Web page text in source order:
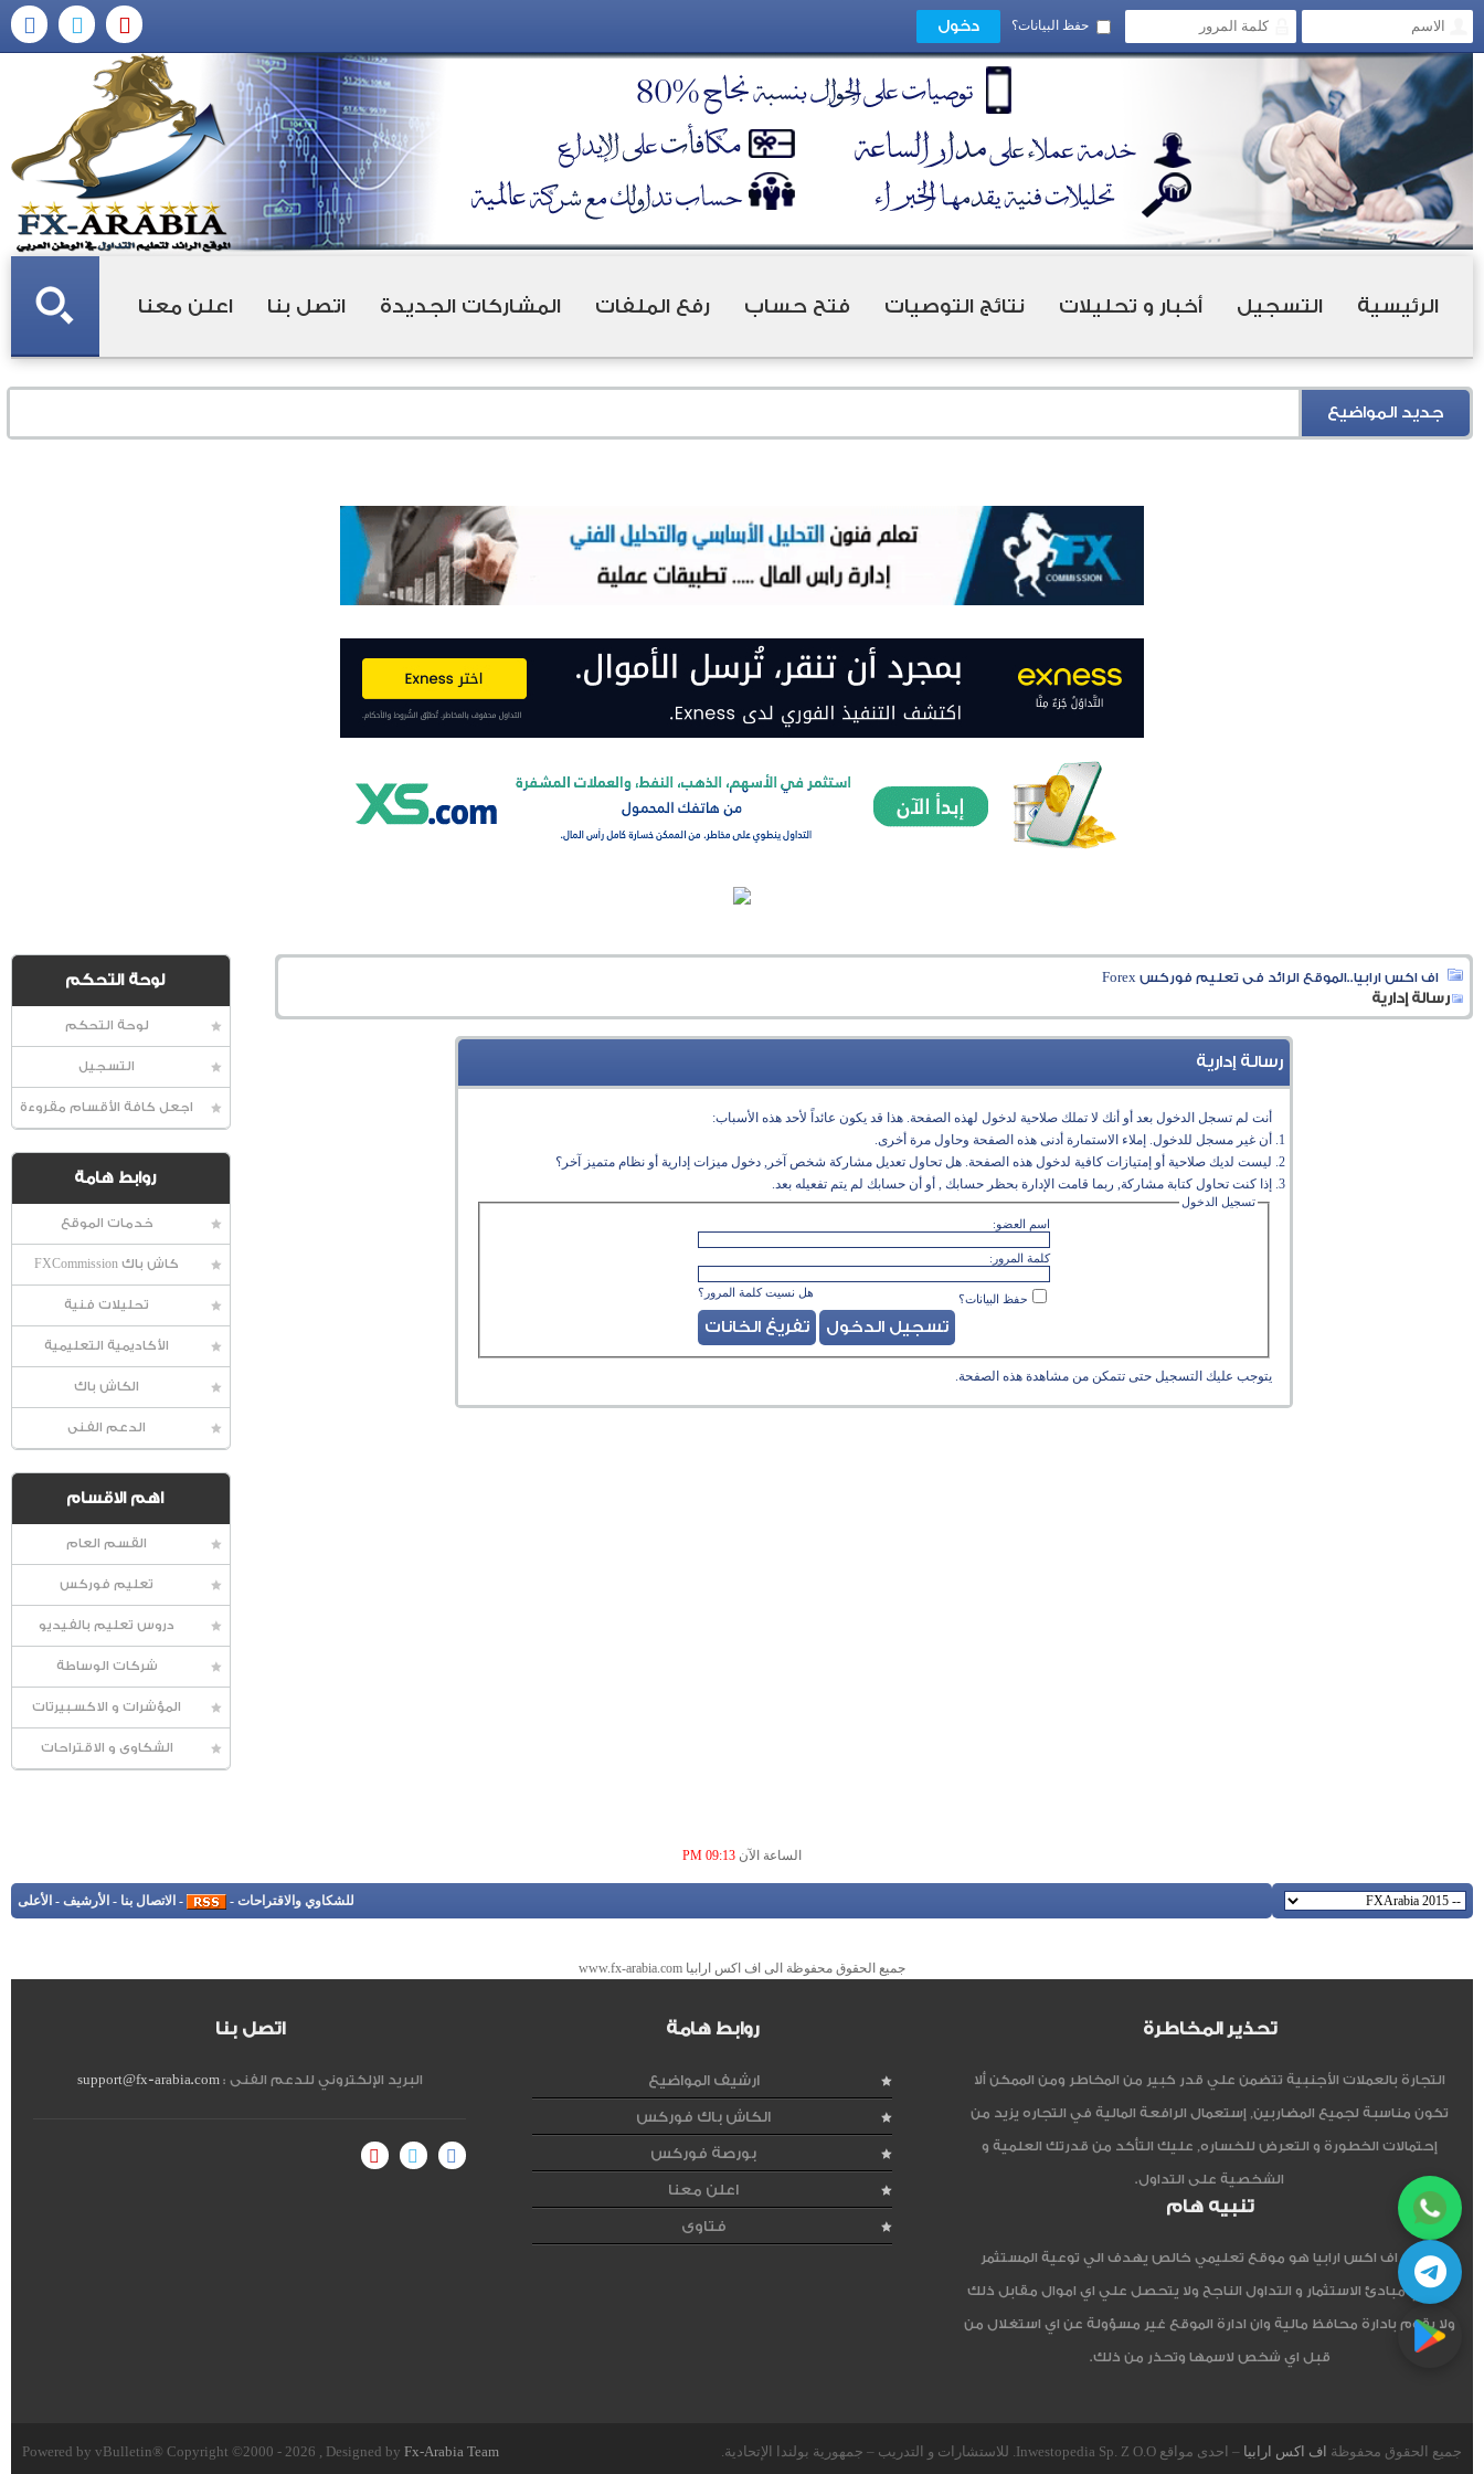
حفظ البيانات؟
الرئيسية التسجيل أخبار و تحليلات نتائج التوصيات فتح حساب رفع الملفات المشاركات الجديدة اتصل بنا اعلن معنا
جديد المواضيع
لوحة التحكم
لوحة التحكم
التسجيل
اجعل كافة الأقسام مقروءة
روابط هامة
خدمات الموقع
كاش باك FXCommission
تحليلات فنية
الأكاديمية التعليمية
الكاش باك
الدعم الفنى
اهم الاقسام
القسم العام
تعليم فوركس
دروس تعليم بالفيديو
شركات الوساطة
المؤشرات و الاكسبيرتات
الشكاوى و الاقتراحات
اف اكس ارابيا..الموقع الرائد فى تعليم فوركس Forex
رسالة إدارية
رسالة إدارية
أنت لم تسجل الدخول بعد أو أنك لا تملك صلاحية لدخول لهذه الصفحة. هذا قد يكون عائداً لأحد هذه الأسباب:
أن غير مسجل للدخول. إملاء الاستمارة أدنى هذه الصفحة وحاول مرة أخرى.
ليست لديك صلاحية أو إمتيازات كافية لدخول هذه الصفحة. هل تحاول تعديل مشاركة شخص آخر, دخول ميزات إدارية أو نظام متميز آخر؟
إذا كنت تحاول كتابة مشاركة, ربما قامت الإدارة بحظر حسابك , أو أن حسابك لم يتم تفعيله بعد.
تسجيل الدخول
اسم العضو:
كلمة المرور:
هل نسيت كلمة المرور؟ حفظ البيانات؟
يتوجب عليكالتسجيل حتى تتمكن من مشاهدة هذه الصفحة.
الساعة الآن 09:13 PM
للشكاوي والاقتراحات -
- الاتصال بنا - الأرشيف - الأعلى
جميع الحقوق محفوظة الى اف اكس ارابيا www.fx-arabia.com
تحذير المخاطرة
التجارة بالعملات الأجنبية تتضمن علي قدر كبير من المخاطر ومن الممكن ألا
تكون مناسبة لجميع المضاربين, إستعمال الرافعة المالية في التجاره يزيد من
إحتمالات الخطورة و التعرض للخساره, عليك التأكد من قدرتك العلمية و
الشخصية على التداول.
تنبيه هام
موقع اف اكس ارابيا هو موقع تعليمي خالص يهدف الي توعية المستثمر
العربي مبادئ الاستثمار و التداول الناجح ولا يتحصل علي اي اموال مقابل ذلك
ولا يقوم بادارة محافظ مالية وان ادارة الموقع غير مسؤولة عن اي استغلال من
قبل اي شخص لاسمها وتحذر من ذلك.
روابط هامة
ارشيف المواضيع
الكاش باك فوركس
بورصة فوركس
اعلن معنا
فتاوى
اتصل بنا
البريد الإلكتروني للدعم الفنى :support@fx-arabia.com
جميع الحقوق محفوظة اف اكس ارابيا – احدى مواقع Inwestopedia Sp. Z O.O. للاستشارات و التدريب – جمهورية بولندا الإتحادية. Powered by vBulletin® Copyright ©2000 - 2026 , Designed by Fx-Arabia Team